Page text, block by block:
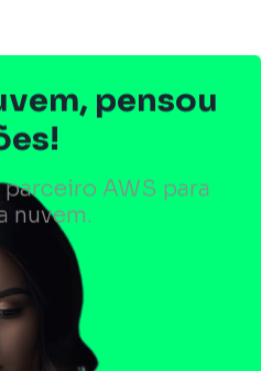
pensou
AWS para
nuvem.